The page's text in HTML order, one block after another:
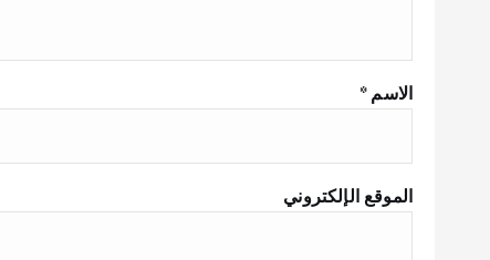
الاسم*
الموقع الإلكتروني